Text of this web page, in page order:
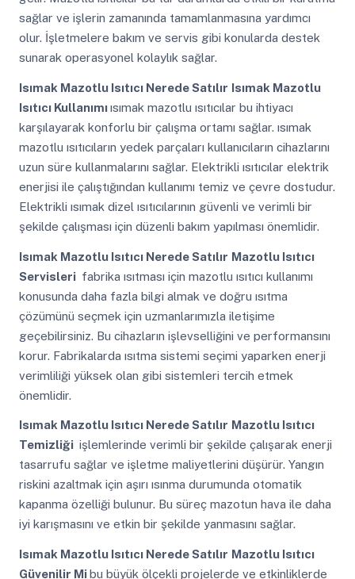
sağlar ve işlerin zamanında tamamlanmasına yardımcı
olur. İşletmelere bakım ve servis gibi konularda destek
sunarak operasyonel kolaylık sağlar.
Isımak Mazotlu Isıtıcı Nerede Satılır Isımak Mazotlu
Isıtıcı Kullanımıısımak mazotlu ısıtıcılar bu ihtiyacı
karşılayarak konforlu bir çalışma ortamı sağlar. ısımak
mazotlu ısıtıcıların yedek parçaları kullanıcıların cihazlarını
uzun süre kullanmalarını sağlar. Elektrikli ısıtıcılar elektrik
enerjisi ile çalıştığından kullanımı temiz ve çevre dostudur.
Elektrikli ısımak dizel ısıtıcılarının güvenli ve verimli bir
şekilde çalışması için düzenli bakım yapılması önemlidir.
Isımak Mazotlu Isıtıcı Nerede Satılır Mazotlu Isıtıcı
Servisleri fabrika ısıtması için mazotlu ısıtıcı kullanımı
konusunda daha fazla bilgi almak ve doğru ısıtma
çözümünü seçmek için uzmanlarımızla iletişime
geçebilirsiniz. Bu cihazların işlevselliğini ve performansını
korur. Fabrikalarda ısıtma sistemi seçimi yaparken enerji
verimliliği yüksek olan gibi sistemleri tercih etmek
önemlidir.
Isımak Mazotlu Isıtıcı Nerede Satılır Mazotlu Isıtıcı
Temizliği işlemlerinde verimli bir şekilde çalışarak enerji
tasarrufu sağlar ve işletme maliyetlerini düşürür. Yangın
riskini azaltmak için aşırı ısınma durumunda otomatik
kapanma özelliği bulunur. Bu süreç mazotun hava ile daha
iyi karışmasını ve etkin bir şekilde yanmasını sağlar.
Isımak Mazotlu Isıtıcı Nerede Satılır Mazotlu Isıtıcı
Güvenilir Mibu büyük ölçekli projelerde ve etkinliklerde